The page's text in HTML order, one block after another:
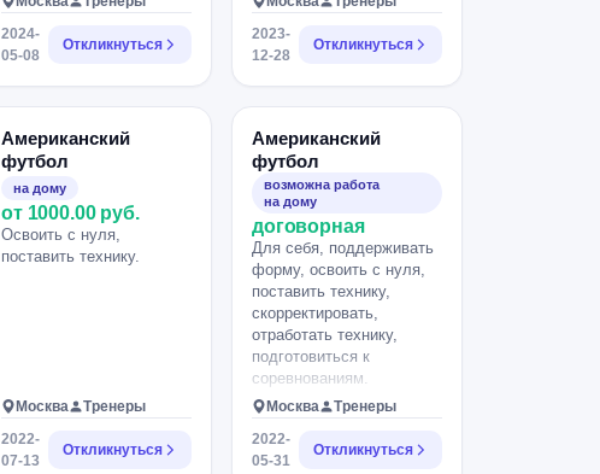
2024-
05-08
Откликнуться
2023-
12-28
Откликнуться
Американский
футбол
на дому
от 1000.00 руб.
Освоить с нуля,
поставить технику.
Москва
Тренеры
2022-
07-13
Откликнуться
Американский
футбол
возможна работа
на дому
договорная
Для себя, поддерживать
форму, освоить с нуля,
поставить технику,
скорректировать,
отработать технику,
подготовиться к
соревнованиям.
Москва
Тренеры
2022-
05-31
Откликнуться